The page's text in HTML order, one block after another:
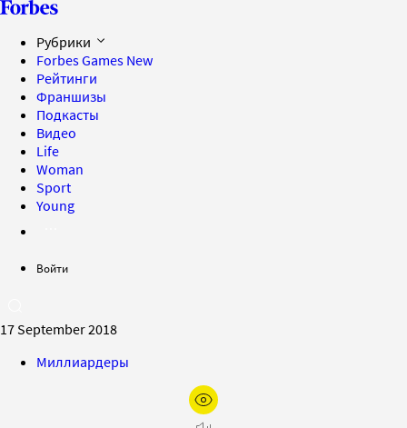
Рубрики
Forbes Games New
Рейтинги
Франшизы
Подкасты
Видео
Life
Woman
Sport
Young
Войти
17 September 2018
Миллиардеры